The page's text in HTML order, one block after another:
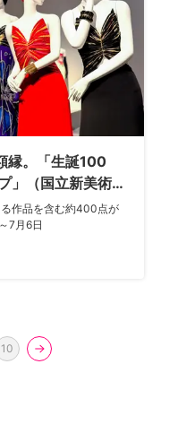
縁。「生誕100
」（国立新美術
作品を含む約400点が
7月6日
10